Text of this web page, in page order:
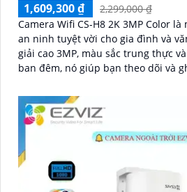
1,609,300 ₫
2,299,000 ₫
Camera Wifi CS-H8 2K 3MP Color
an ninh tuyệt vời cho gia đình và văn phòng.
giải cao 3MP, màu sắc trung thực
ban đêm, nó giúp bạn theo dõi và